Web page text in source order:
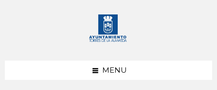
MENU